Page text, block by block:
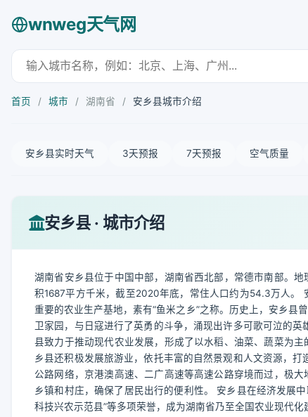
wnweg天气网
首页 / 城市 / 湖南省 / 安乡县城市介绍
安乡县实时天气 3天预报 7天预报 空气质量
安乡县 · 城市介绍
湖南省安乡县位于中国中部，湖南省西北部，常德市南部。
积1687平方千米，截至2020年底，常住人口约为54.3万人。
重要的农业生产基地，素有“鱼米之乡”之称。历史上，安乡
卫家园，与日寇进行了英勇的斗争，涌现出许多可歌可泣的
县致力于推动现代农业发展，形成了以水稻、油菜、蔬菜为
乡县还积极发展旅游业，依托丰富的自然景观和人文资源，
公路网络，京港澳高速、二广高速等高速公路穿境而过，极
乡镇和村庄，确保了居民出行的便利性。 安乡县在经济发展
科技兴农示范县”等多项荣誉，成为湖南省乃至全国农业现代化